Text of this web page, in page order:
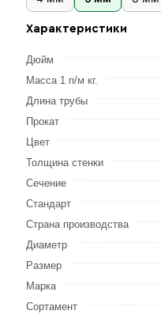
Характеристики
Дюйм
Масса 1 п/м кг.
Длина трубы
Прокат
Цвет
Толщина стенки
Сечение
Стандарт
Страна производства
Диаметр
Размер
Марка
Сортамент